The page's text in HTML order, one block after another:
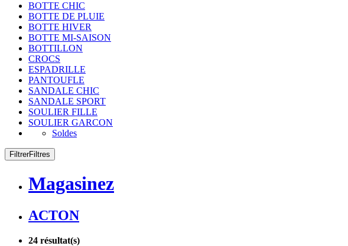
BOTTE CHIC
BOTTE DE PLUIE
BOTTE HIVER
BOTTE MI-SAISON
BOTTILLON
CROCS
ESPADRILLE
PANTOUFLE
SANDALE CHIC
SANDALE SPORT
SOULIER FILLE
SOULIER GARCON
Soldes
FiltrerFiltres
Magasinez
ACTON
24 résultat(s)